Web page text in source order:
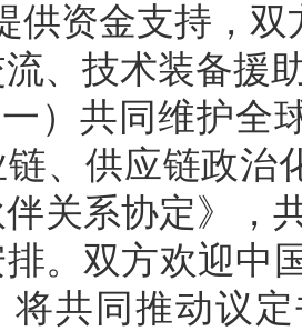
供资金支持，
、技术装备援
一）共同维护
链、供应链政治
关系协定》，
。双方欢迎中
将共同推动议